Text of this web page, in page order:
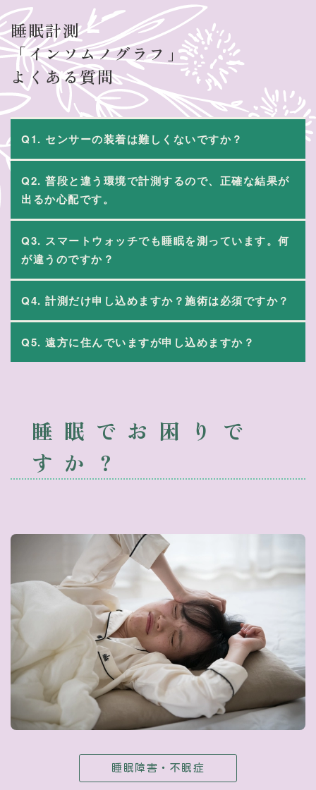
睡眠計測
「インソムノグラフ」
よくある質問
Q1. センサーの装着は難しくないですか？
Q2. 普段と違う環境で計測するので、正確な結果が
出るか心配です。
Q3. スマートウォッチでも睡眠を測っています。何
が違うのですか？
Q4. 計測だけ申し込めますか？施術は必須ですか？
Q5. 遠方に住んでいますが申し込めますか？
睡眠でお困りで
すか？
睡眠障害・不眠症